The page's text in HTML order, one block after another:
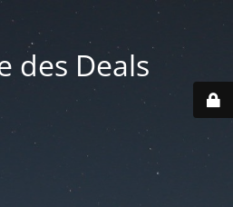
des Deals